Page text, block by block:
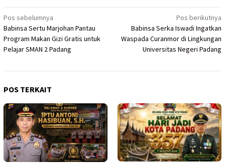
Navigasi
pos
Pos sebelumnya
Babinsa Sertu Marjohan Pantau
Program Makan Gizi Gratis untuk
Pelajar SMAN 2 Padang
Pos berikutnya
Babinsa Serka Iswadi Ingatkan
Waspada Curanmor di Lingkungan
Universitas Negeri Padang
POS TERKAIT